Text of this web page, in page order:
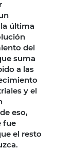
última
del
suma
a las
y el
eso,
fue
el resto